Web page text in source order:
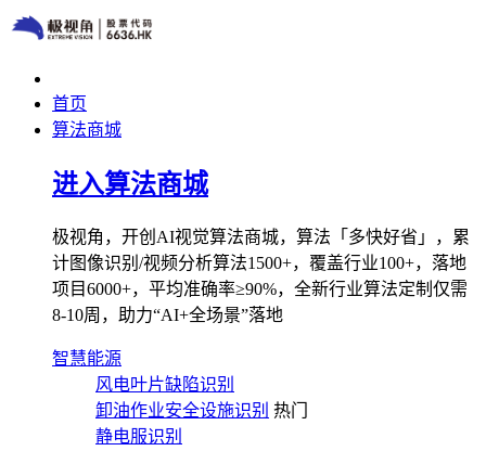
首页
算法商城
进入算法商城
极视角，开创AI视觉算法商城，算法「多快好省」，累
计图像识别/视频分析算法1500+，覆盖行业100+，落地
项目6000+，平均准确率≥90%，全新行业算法定制仅需
8-10周，助力“AI+全场景”落地
智慧能源
风电叶片缺陷识别
卸油作业安全设施识别 热门
静电服识别